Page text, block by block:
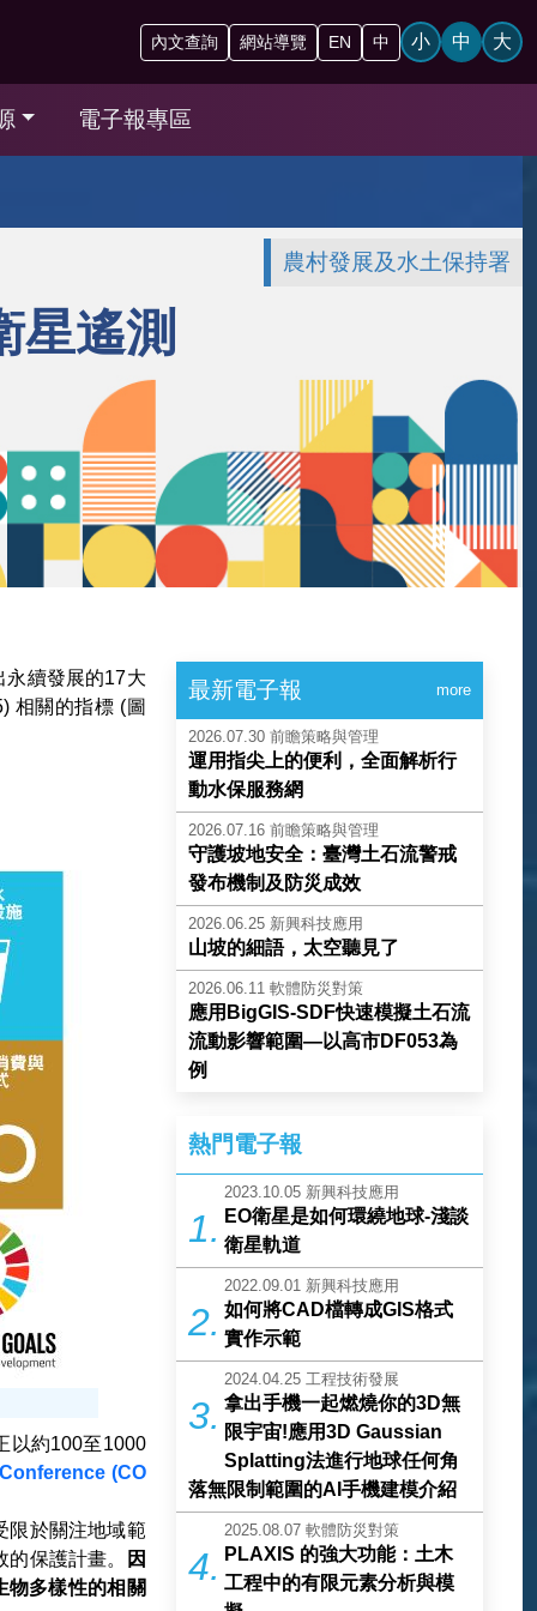
內文查詢 網站導覽 EN 中 小 中 大
電子報專區
農村發展及水土保持署
星遙測
永續發展的17大
相關的指標 (圖
以約100至1000
(CO
限於關注地域範
保護計畫。
因
物多樣性的相關
最新電子報 more
2026.07.30 前瞻策略與管理
運用指尖上的便利，全面解析行
動水保服務網
2026.07.16 前瞻策略與管理
守護坡地安全：臺灣土石流警戒
發布機制及防災成效
2026.06.25 新興科技應用
山坡的細語，太空聽見了
2026.06.11 軟體防災對策
應用BigGIS-SDF快速模擬土石流
流動影響範圍—以高市DF053為
例
熱門電子報
1.
2023.10.05 新興科技應用
EO衛星是如何環繞地球-淺談
衛星軌道
2.
2022.09.01 新興科技應用
如何將CAD檔轉成GIS格式
實作示範
3.
2024.04.25 工程技術發展
拿出手機一起燃燒你的3D無
限宇宙!應用3D Gaussian
Splatting法進行地球任何角
落無限制範圍的AI手機建模介紹
4.
2025.08.07 軟體防災對策
PLAXIS 的強大功能：土木
工程中的有限元素分析與模